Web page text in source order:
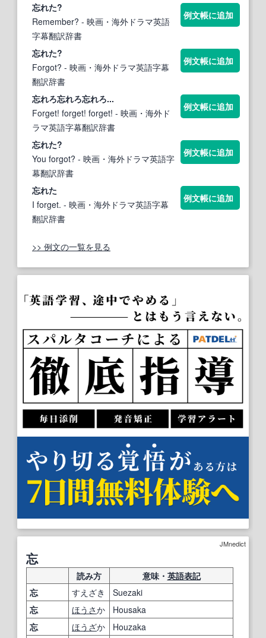
忘れた?
Remember? - 映画・海外ドラマ英語
字幕翻訳辞書
例文帳に追加
忘れた?
Forgot? - 映画・海外ドラマ英語字幕
翻訳辞書
例文帳に追加
忘れろ忘れろ忘れろ...
Forget! forget! forget! - 映画・海外ド
ラマ英語字幕翻訳辞書
例文帳に追加
忘れた?
You forgot? - 映画・海外ドラマ英語字
幕翻訳辞書
例文帳に追加
忘れた
I forget. - 映画・海外ドラマ英語字幕
翻訳辞書
例文帳に追加
>> 例文の一覧を見る
JMnedict
忘
読み方 意味・ 英語表記
忘
すえざき
Suezaki
忘
ほうさか
Housaka
忘
ほうざか
Houzaka